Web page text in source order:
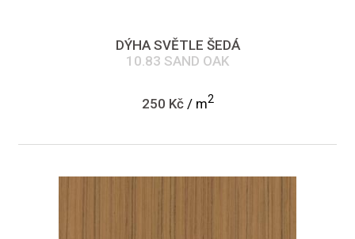
DÝHA SVĚTLE ŠEDÁ
10.83 SAND OAK
250 Kč/ m2